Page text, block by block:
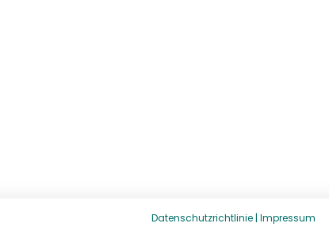
Datenschutzrichtlinie | Impressum